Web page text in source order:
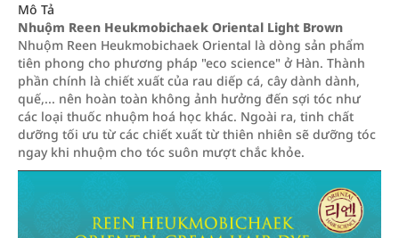
Mô Tả
Nhuộm Reen Heukmobichaek Oriental Light Brown
Nhuộm Reen Heukmobichaek Oriental là dòng sản phẩm
tiên phong cho phương pháp "eco science" ở Hàn. Thành
phần chính là chiết xuất của rau diếp cá, cây dành dành,
quế,... nên hoàn toàn không ảnh hưởng đến sợi tóc như
các loại thuốc nhuộm hoá học khác. Ngoài ra, tinh chất
dưỡng tối ưu từ các chiết xuất từ thiên nhiên sẽ dưỡng tóc
ngay khi nhuộm cho tóc suôn mượt chắc khỏe.